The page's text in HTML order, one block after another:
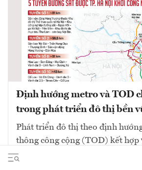
Định hướng metro và TOD
trong phát triển đô thị bền
Phát triển đô thị theo định
thông công cộng (TOD) kết hợp
lưới đường sắt đô thị (metro) là